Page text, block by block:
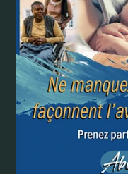
Alzheimer :